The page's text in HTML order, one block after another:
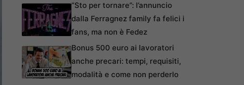
“Sto per tornare”: l’annuncio
dalla Ferragnez family fa felici i
fans, ma non è Fedez
Bonus 500 euro ai lavoratori
anche precari: tempi, requisiti,
modalità e come non perderlo